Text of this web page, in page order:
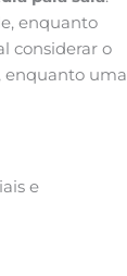
enquanto
considerar o
enquanto uma
e